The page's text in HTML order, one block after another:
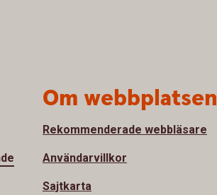
Om webbplatsen
Rekommenderade webbläsare
Användarvillkor
Sajtkarta